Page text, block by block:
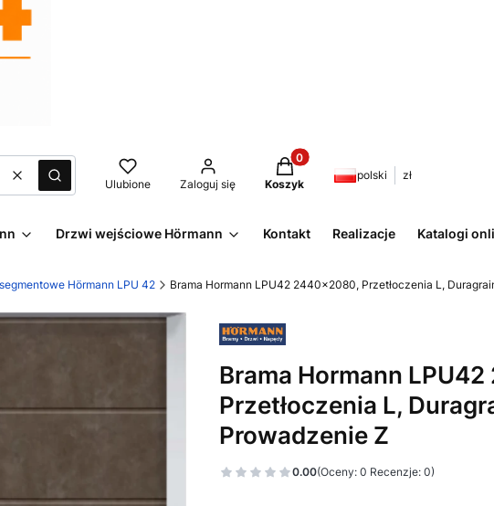
WyczyśćSzukaj Ulubione Zaloguj się
Produkty w koszyku: 0. Zobacz
Koszyk
polski zł
Drzwi wejściowe Hörmann Kontakt Realizacje Katalogi
Hörmann LPU 42 Brama Hormann LPU42 2440x2080, Przetłoczenia L,
Brama Hormann
Przetłoczenia L,
Prowadzenie Z
0.00(Oceny: 0 Recenzje: 0)